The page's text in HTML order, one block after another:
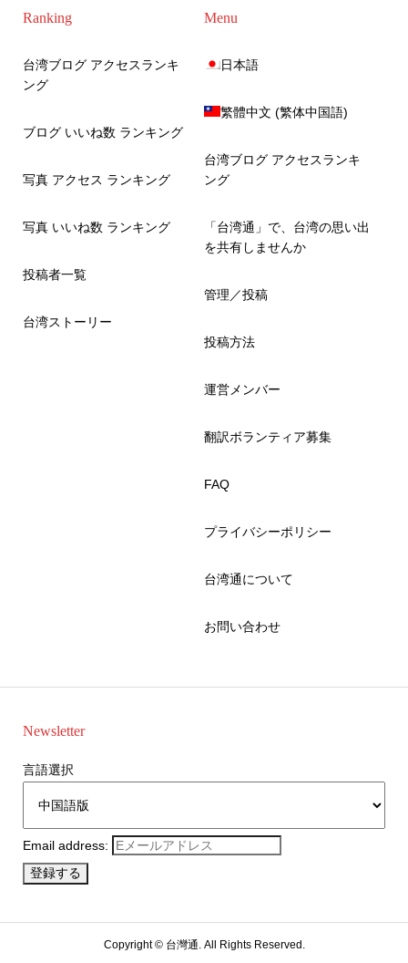
Ranking
台湾ブログ アクセスランキ
ング
ブログ いいね数 ランキング
写真 アクセス ランキング
写真 いいね数 ランキング
投稿者一覧
台湾ストーリー
Menu
日本語
繁體中文 (繁体中国語)
台湾ブログ アクセスランキ
ング
「台湾通」で、台湾の思い出
を共有しませんか
管理／投稿
投稿方法
運営メンバー
翻訳ボランティア募集
FAQ
プライバシーポリシー
台湾通について
お問い合わせ
Newsletter
言語選択
Email address:
Copyright ©台灣通. All Rights Reserved.